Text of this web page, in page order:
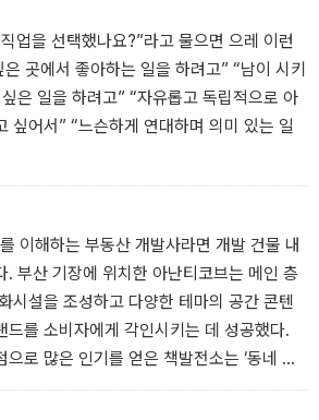
업을 선택했나요?”라고 물으면 으레 이런
곳에서 좋아하는 일을 하려고” “남이 시키
은 일을 하려고” “자유롭고 독립적으로 아
싶어서” “느슨하게 연대하며 의미 있는 일
어로 정리하면 ‘아름다움을 만드는 일’로
이해하는 부동산 개발사라면 개발 건물 내
. 부산 기장에 위치한 아난티코브는 메인 층
시설을 조성하고 다양한 테마의 공간 콘텐
드를 소비자에게 각인시키는 데 성공했다.
로 많은 인기를 얻은 책발전소는 ‘동네 커
로 신도시에서 새로운 고객을 만나고 있다.